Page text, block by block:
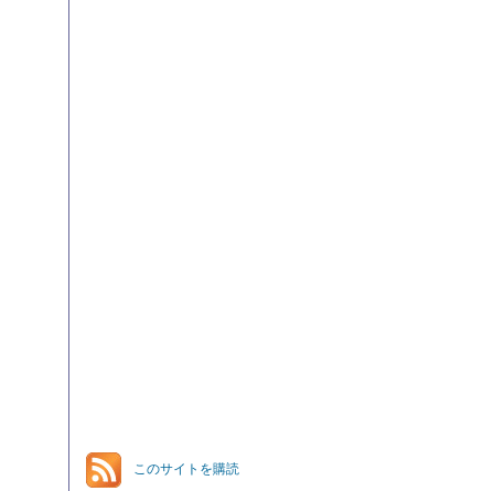
このサイトを購読